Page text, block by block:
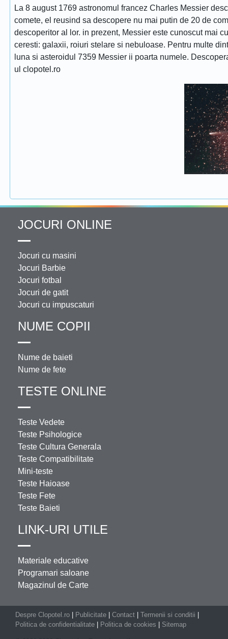
La 8 august 1769 astronomul francez Charles Messier
comete, el reusind sa descopere nu mai putin de 20 de
descoperitor al lor. in prezent, Messier este cunoscut mai
ceresti: galaxii, roiuri stelare si nebuloase. Pentru multe
luna si asteroidul 7359 Messier ii poarta numele.
ul clopotel.ro
JOCURI ONLINE
Jocuri cu masini
Jocuri Barbie
Jocuri fotbal
Jocuri de gatit
Jocuri cu impuscaturi
NUME COPII
Nume de baieti
Nume de fete
TESTE ONLINE
Teste Vedete
Teste Psihologice
Teste Cultura Generala
Teste Compatibilitate
Mini-teste
Teste Haioase
Teste Fete
Teste Baieti
LINK-URI UTILE
Materiale educative
Programari saloane
Magazinul de Carte
Despre Clopotel.ro Publicitate Contact Termenii si conditii
Politica de confidentialitate
Politica de cookies Sitemap